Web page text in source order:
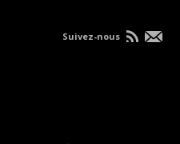
Suivez-nous